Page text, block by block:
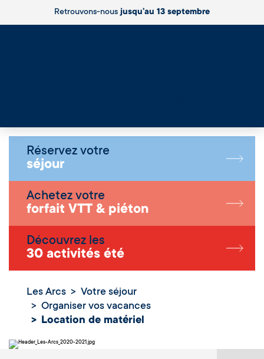
Retrouvons-nousjusqu’au 13 septembre
Réservez votre
séjour
Achetez votre
forfait VTT & piéton
Découvrez les
30 activités été
Les Arcs
Votre séjour
Organiser vos vacances
Location de matériel